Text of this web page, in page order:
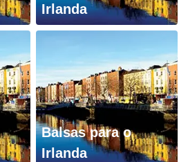
Irlanda
Balsas para o
Irlanda